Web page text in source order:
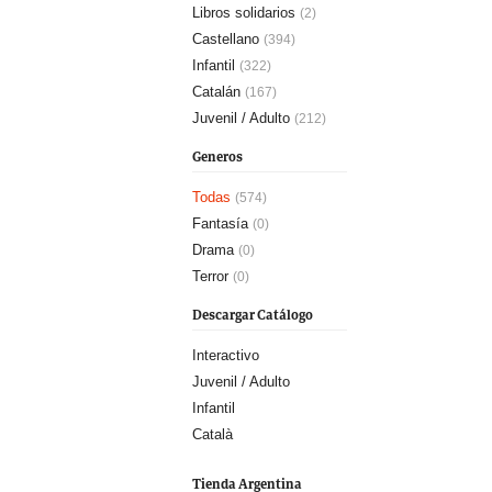
Libros solidarios (2)
Castellano (394)
Infantil (322)
Catalán (167)
Juvenil / Adulto (212)
Generos
Todas (574)
Fantasía (0)
Drama (0)
Terror (0)
Descargar Catálogo
Interactivo
Juvenil / Adulto
Infantil
Català
Tienda Argentina